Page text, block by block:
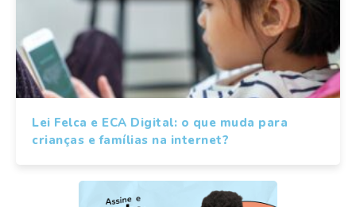
Lei Felca e ECA Digital: o que muda para
crianças e famílias na internet?